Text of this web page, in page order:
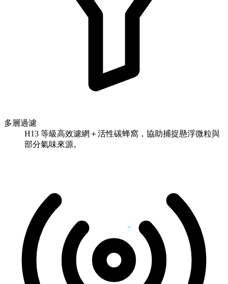
多層過濾
H13 等級高效濾網＋活性碳蜂窩，協助捕捉懸浮微粒與
部分氣味來源。